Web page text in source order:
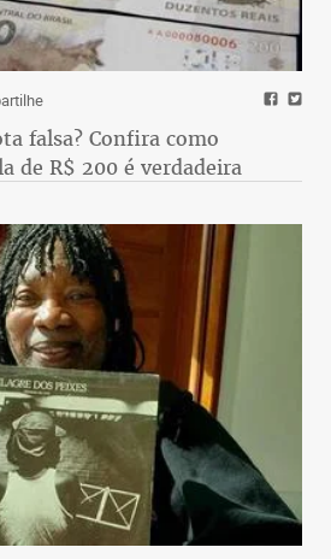
falsa? Confira como
de R$ 200 é verdadeira